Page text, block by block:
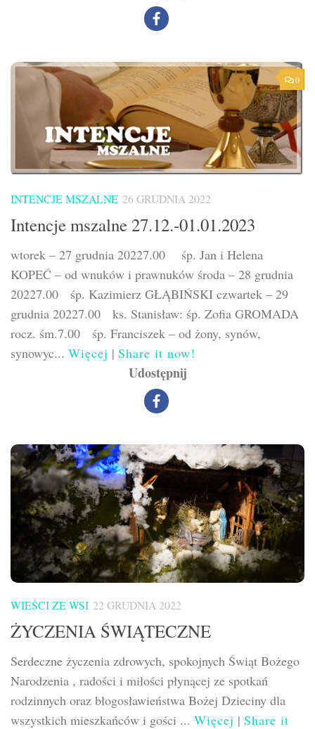
0
INTENCJE MSZALNE 26 GRUDNIA 2022
Intencje mszalne 27.12.-01.01.2023
wtorek – 27 grudnia 20227.00 śp. Jan i Helena
KOPEĆ – od wnuków i prawnuków środa – 28 grudnia
20227.00 śp. Kazimierz GŁĄBIŃSKI czwartek – 29
grudnia 20227.00 ks. Stanisław: śp. Zofia GROMADA
rocz. śm.7.00 śp. Franciszek – od żony, synów,
synowyc... Więcej | Share it now!
Udostępnij
WIEŚCI ZE WSI 22 GRUDNIA 2022
ŻYCZENIA ŚWIĄTECZNE
Serdeczne życzenia zdrowych, spokojnych Świąt Bożego
Narodzenia , radości i miłości płynącej ze spotkań
rodzinnych oraz błogosławieństwa Bożej Dzieciny dla
wszystkich mieszkańców i gości ... Więcej | Share it